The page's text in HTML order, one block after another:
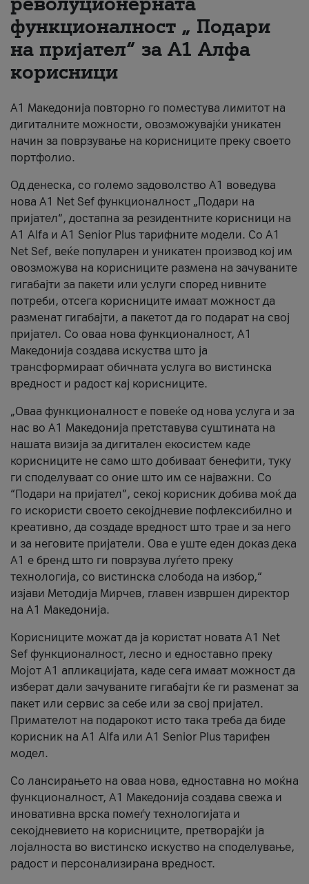
За нас
#ПодобарОнлајн
функционалност „ Подари
на пријател“ за А1 Алфа
корисници
А1 Македонија повторно го поместува лимитот на
дигиталните можности, овозможувајќи уникатен
начин за поврзување на корисниците преку своето
портфолио.
Од денеска, со големо задоволство А1 воведува
нова A1 Net Sef функционалност „Подари на
пријател“, достапна за резидентните корисници на
А1 Alfa и A1 Senior Plus тарифните модели. Со A1
Net Sef, веќе популарен и уникатен производ кој им
овозможува на корисниците размена на зачуваните
гигабајти за пакети или услуги според нивните
потреби, отсега корисниците имаат можност да
разменат гигабајти, а пакетот да го подарат на свој
пријател. Со оваа нова функционалност, А1
Македонија создава искуства што ја
трансформираат обичната услуга во вистинска
вредност и радост кај корисниците.
„Оваа функционалност е повеќе од нова услуга и за
нас во А1 Македонија претставува суштината на
нашата визија за дигитален екосистем каде
корисниците не само што добиваат бенефити, туку
ги споделуваат со оние што им се најважни. Со
“Подари на пријател”, секој корисник добива моќ да
го искористи своето секојдневие пофлексибилно и
креативно, да создаде вредност што трае и за него
и за неговите пријатели. Ова е уште еден доказ дека
А1 е бренд што ги поврзува луѓето преку
технологија, со вистинска слобода на избор,“
изјави Методија Мирчев, главен извршен директор
на А1 Македонија.
Корисниците можат да ја користат новата А1 Net
Sef функционалност, лесно и едноставно преку
Мојот А1 апликацијата, каде сега имаат можност да
изберат дали зачуваните гигабајти ќе ги разменат за
пакет или сервис за себе или за свој пријател.
Примателот на подарокот исто така треба да биде
корисник на А1 Alfa или A1 Senior Plus тарифен
модел.
Со лансирањето на оваа нова, едноставна но моќна
функционалност, А1 Македонија создава свежа и
иновативна врска помеѓу технологијата и
секојдневието на корисниците, претворајќи ја
лојалноста во вистинско искуство на споделување,
радост и персонализирана вредност.